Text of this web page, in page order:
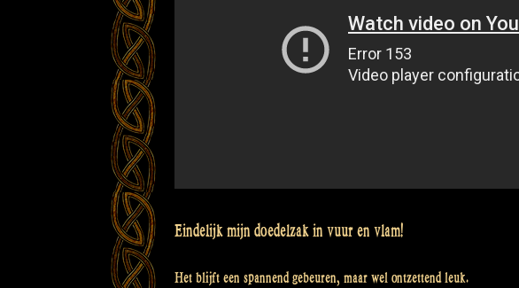
Eindelijk mijn doedelzak in vuur en vlam!
Het blijft een spannend gebeuren, maar wel ontzettend leuk.